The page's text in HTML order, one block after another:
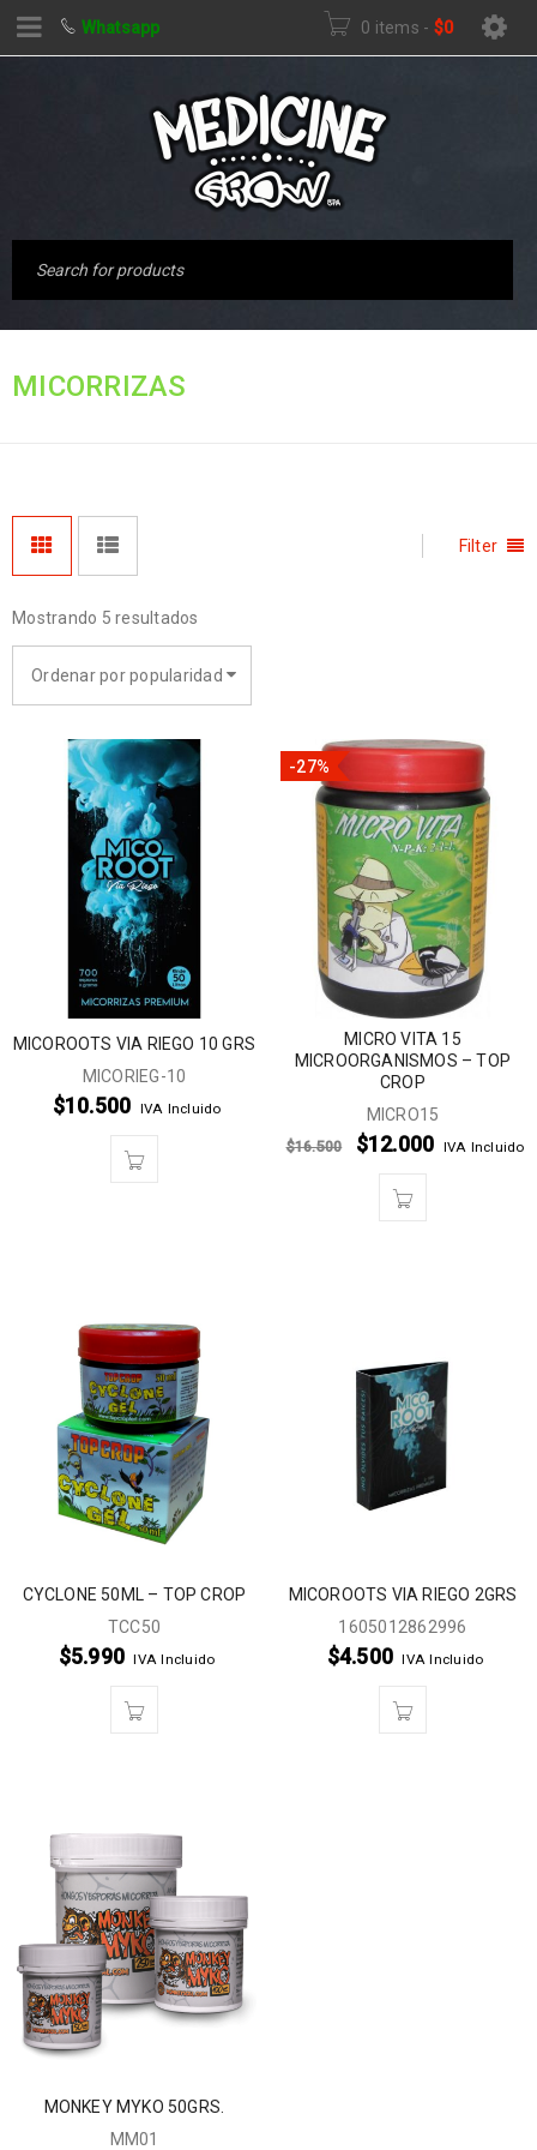
Whatsapp 0 items - $0
MICORRIZAS
Filter
Mostrando 5 resultados
Ordenar por popularidad
MICOROOTS VIA RIEGO 10 GRS
MICORIEG-10
$10.500 IVA Incluido
-27%
MICRO VITA 15
MICROORGANISMOS – TOP
CROP
MICRO15
$16.500 $12.000 IVA Incluido
CYCLONE 50ML – TOP CROP
TCC50
$5.990 IVA Incluido
MICOROOTS VIA RIEGO 2GRS
1605012862996
$4.500 IVA Incluido
MONKEY MYKO 50GRS.
MM01